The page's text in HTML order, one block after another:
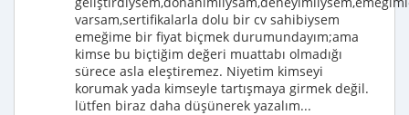
varsam,sertifikalarla dolu bir cv sahibiysem
emeğime bir fiyat biçmek durumundayım;ama
kimse bu biçtiğim değeri muattabı olmadığı
sürece asla eleştiremez. Niyetim kimseyi
korumak yada kimseyle tartışmaya girmek değil.
lütfen biraz daha düşünerek yazalım...